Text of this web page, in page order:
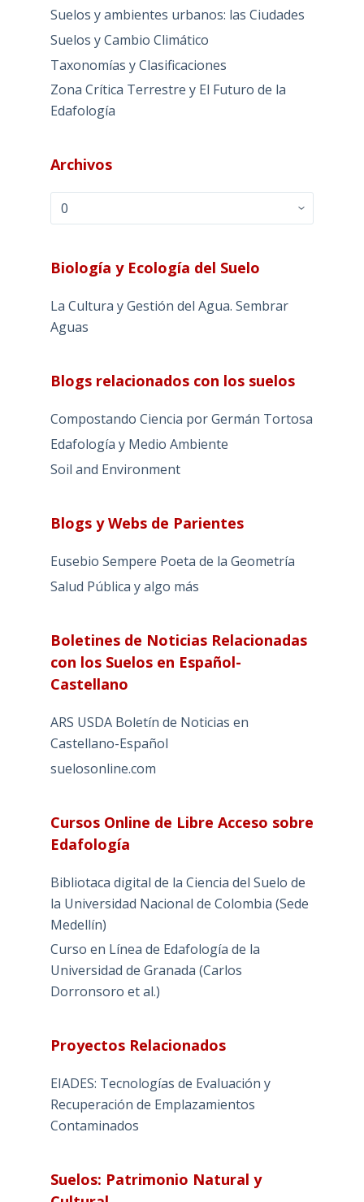
Suelos y ambientes urbanos: las Ciudades
Suelos y Cambio Climático
Taxonomías y Clasificaciones
Zona Crítica Terrestre y El Futuro de la
Edafología
Archivos
Archivos
Biología y Ecología del Suelo
La Cultura y Gestión del Agua. Sembrar
Aguas
Blogs relacionados con los suelos
Compostando Ciencia por Germán Tortosa
Edafología y Medio Ambiente
Soil and Environment
Blogs y Webs de Parientes
Eusebio Sempere Poeta de la Geometría
Salud Pública y algo más
Boletines de Noticias Relacionadas
con los Suelos en Español-
Castellano
ARS USDA Boletín de Noticias en
Castellano-Español
suelosonline.com
Cursos Online de Libre Acceso sobre
Edafología
Bibliotaca digital de la Ciencia del Suelo de
la Universidad Nacional de Colombia (Sede
Medellín)
Curso en Línea de Edafología de la
Universidad de Granada (Carlos
Dorronsoro et al.)
Proyectos Relacionados
EIADES: Tecnologías de Evaluación y
Recuperación de Emplazamientos
Contaminados
Suelos: Patrimonio Natural y